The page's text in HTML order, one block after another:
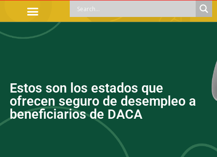
Estos son los estados que
ofrecen seguro de desempleo a
beneficiarios de DACA